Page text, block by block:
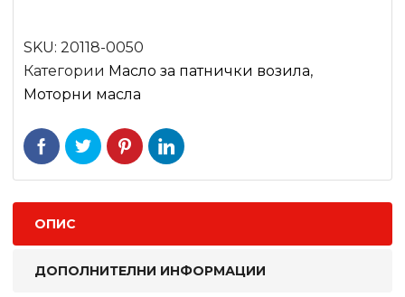
SKU: 20118-0050
Категории Mасло за патнички возила,
Моторни масла
ОПИС
ДОПОЛНИТЕЛНИ ИНФОРМАЦИИ